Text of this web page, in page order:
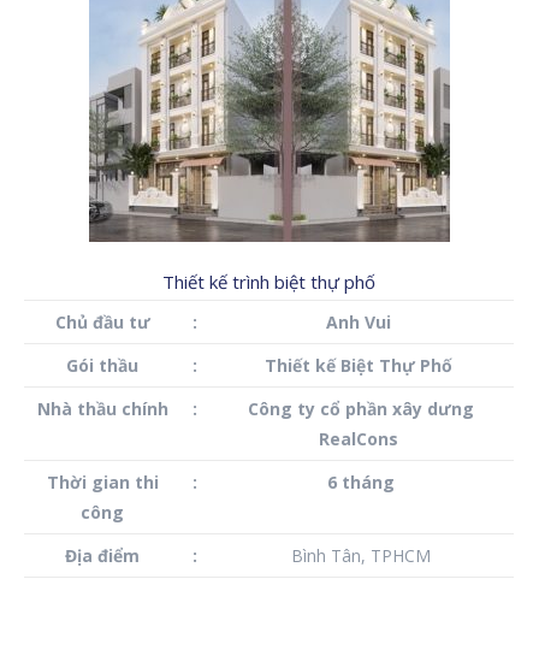
Thiết kế trình biệt thự phố
Chủ đầu tư :
Anh Vui
Gói thầu
:
Thiết kế Biệt Thự Phố
Nhà thầu chính
:
Công ty cổ phần xây dưng
RealCons
Thời gian thi
công
: 6 tháng
Địa điểm : Bình Tân, TPHCM